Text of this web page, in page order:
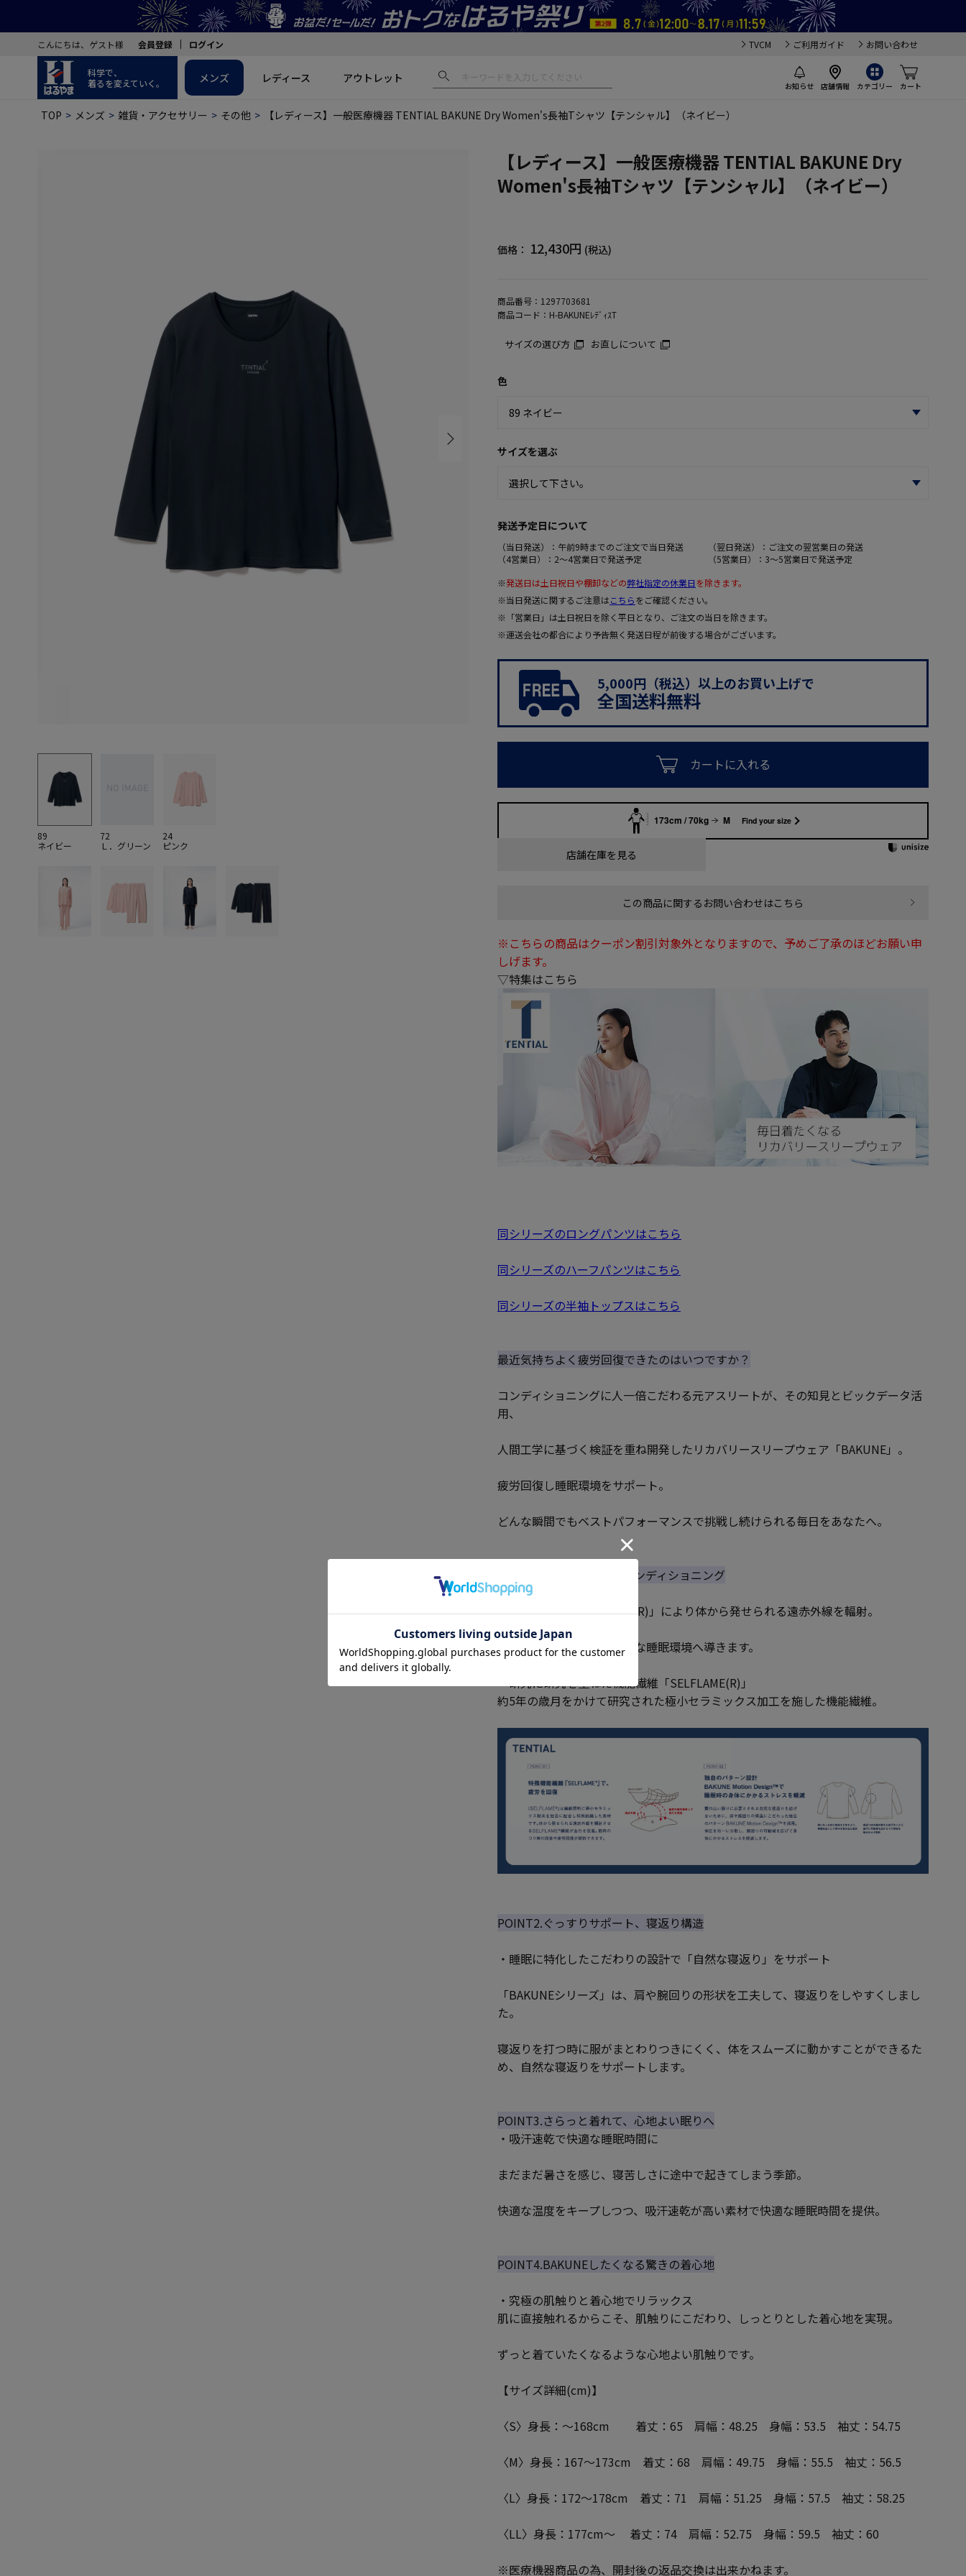
こんにちは、ゲスト様 会員登録 ログイン TVCM ご利用ガイド お問い合わせ
科学で、
着るを変えていく。
お知らせ 店舗情報 カテゴリー カート
メンズ レディース アウトレット
TOP メンズ 雑貨・アクセサリー その他 【レディース】一般医療機器 TENTIAL BAKUNE Dry Women's長袖Tシャツ【テンシャル】（ネイビー）
89
ネイビー
72
Ｌ．グリーン
24
ピンク
【レディース】一般医療機器 TENTIAL BAKUNE Dry
Women's長袖Tシャツ【テンシャル】（ネイビー）
価格： 12,430円 (税込)
商品番号： 1297703681
商品コード： H-BAKUNEﾚﾃﾞｨｽT
サイズの選び方 お直しについて
色
サイズを選ぶ
発送予定日について
（当日発送）：午前9時までのご注文で当日発送
（翌日発送）：ご注文の翌営業日の発送
（4営業日）：2～4営業日で発送予定
（5営業日）：3～5営業日で発送予定
※発送日は土日祝日や棚卸などの弊社指定の休業日を除きます。
※当日発送に関するご注意はこちらをご確認ください。
※「営業日」は土日祝日を除く平日となり、ご注文の当日を除きます。
※運送会社の都合により予告無く発送日程が前後する場合がございます。
5,000円（税込）以上のお買い上げで
全国送料無料
カートに入れる
173cm / 70kg M Find your size
店舗在庫を見る
この商品に関するお問い合わせはこちら
※こちらの商品はクーポン割引対象外となりますので、予めご了承のほどお願い申
しげます。
▽特集はこちら
同シリーズのロングパンツはこちら
同シリーズのハーフパンツはこちら
同シリーズの半袖トップスはこちら
最近気持ちよく疲労回復できたのはいつですか？
コンディショニングに人一倍こだわる元アスリートが、その知見とビックデータ活
用、
人間工学に基づく検証を重ね開発したリカバリースリープウェア「BAKUNE」。
疲労回復し睡眠環境をサポート。
どんな瞬間でもベストパフォーマンスで挑戦し続けられる毎日をあなたへ。
POINT1.着て、寝て簡単コンディショニング
特殊機能繊維「SELFLAME(R)」により体から発せられる遠赤外線を輻射。
着るだけで、翌朝スッキリな睡眠環境へ導きます。
・研究に研究を重ねた機能繊維「SELFLAME(R)」
約5年の歳月をかけて研究された極小セラミックス加工を施した機能繊維。
POINT2.ぐっすりサポート、寝返り構造
・睡眠に特化したこだわりの設計で「自然な寝返り」をサポート
「BAKUNEシリーズ」は、肩や腕回りの形状を工夫して、寝返りをしやすくしまし
た。
寝返りを打つ時に服がまとわりつきにくく、体をスムーズに動かすことができるた
め、自然な寝返りをサポートします。
POINT3.さらっと着れて、心地よい眠りへ
・吸汗速乾で快適な睡眠時間に
まだまだ暑さを感じ、寝苦しさに途中で起きてしまう季節。
快適な温度をキープしつつ、吸汗速乾が高い素材で快適な睡眠時間を提供。
POINT4.BAKUNEしたくなる驚きの着心地
・究極の肌触りと着心地でリラックス
肌に直接触れるからこそ、肌触りにこだわり、しっとりとした着心地を実現。
ずっと着ていたくなるような心地よい肌触りです。
【サイズ詳細(cm)】
〈S〉身長：～168cm 着丈：65 肩幅：48.25 身幅：53.5 袖丈：54.75
〈M〉身長：167～173cm 着丈：68 肩幅：49.75 身幅：55.5 袖丈：56.5
〈L〉身長：172～178cm 着丈：71 肩幅：51.25 身幅：57.5 袖丈：58.25
〈LL〉身長：177cm～ 着丈：74 肩幅：52.75 身幅：59.5 袖丈：60
※医療機器商品の為、開封後の返品交換は出来かねます。